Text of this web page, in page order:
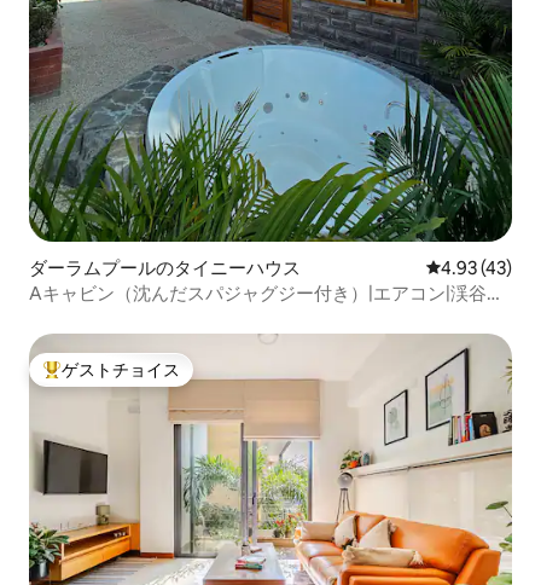
ダーラムプールのタイニーハウス レビュー43
4.93 (43)
Aキャビン（沈んだスパジャグジー付き）|エアコン|渓谷の
大好評のゲストチョイスです。
ゲストチョイス